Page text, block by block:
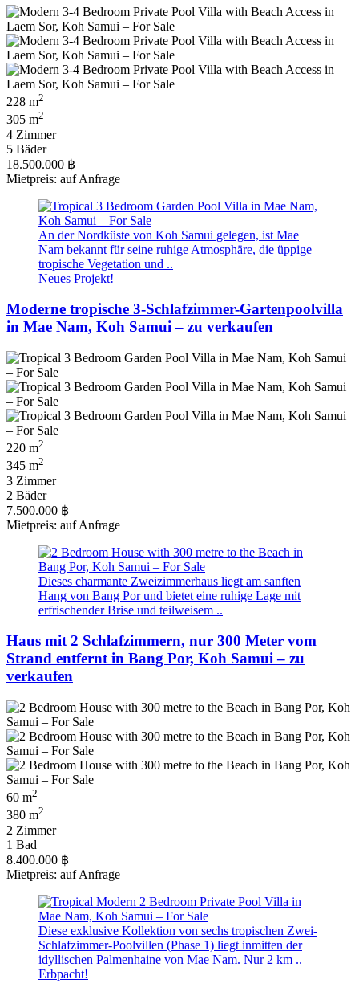
228 m2
305 m2
4 Zimmer
5 Bäder
18.500.000 ฿
Mietpreis: auf Anfrage
An der Nordküste von Koh Samui gelegen, ist Mae
Nam bekannt für seine ruhige Atmosphäre, die üppige
tropische Vegetation und ..
Neues Projekt!
Moderne tropische 3-Schlafzimmer-Gartenpoolvilla
in Mae Nam, Koh Samui – zu verkaufen
220 m2
345 m2
3 Zimmer
2 Bäder
7.500.000 ฿
Mietpreis: auf Anfrage
Dieses charmante Zweizimmerhaus liegt am sanften
Hang von Bang Por und bietet eine ruhige Lage mit
erfrischender Brise und teilweisem ..
Haus mit 2 Schlafzimmern, nur 300 Meter vom
Strand entfernt in Bang Por, Koh Samui – zu
verkaufen
60 m2
380 m2
2 Zimmer
1 Bad
8.400.000 ฿
Mietpreis: auf Anfrage
Diese exklusive Kollektion von sechs tropischen Zwei-
Schlafzimmer-Poolvillen (Phase 1) liegt inmitten der
idyllischen Palmenhaine von Mae Nam. Nur 2 km ..
Erbpacht!